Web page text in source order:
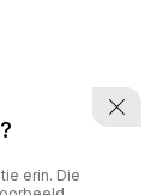
erin. Die